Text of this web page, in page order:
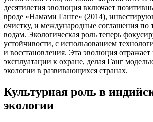
десятилетия эволюция включает
вроде «Намами Ганге» (2014),
очистку, и международные соглашения по
водам. Экологическая роль теперь
устойчивости, с использованием
и восстановления. Эта эволюция отражает
эксплуатации к охране, делая Ганг
экологии в развивающихся странах.
Культурная роль в
экологии